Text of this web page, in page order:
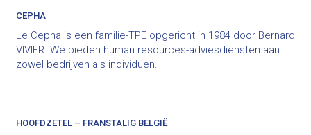
CEPHA
Le Cepha is een familie-TPE opgericht in 1984 door Bernard
VIVIER. We bieden human resources-adviesdiensten aan
zowel bedrijven als individuen.
HOOFDZETEL – FRANSTALIG BELGIË